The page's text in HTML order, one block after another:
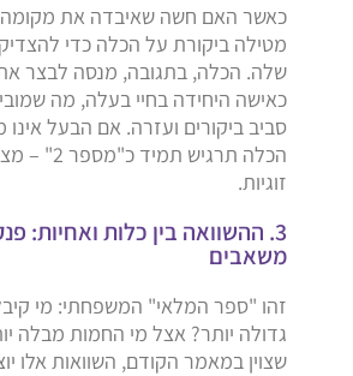
כאשר האם חשה שאיבדה את מקומה
מטילה ביקורת על הכלה כדי
שלה. הכלה, בתגובה, מנסה לבצר
כאישה היחידה בחיי בעלה, מה
סביב ביקורים ועזרה. אם הבעל אינו
הכלה תרגיש
זוגיות.
3. ההשוואה בין כלות ואחיות:
משאבים
זהו "ספר המלאי" המשפחתי: מי
גדולה יותר? אצל מי החמות מבלה
שצוין במאמר הקודם, השוואות אלו